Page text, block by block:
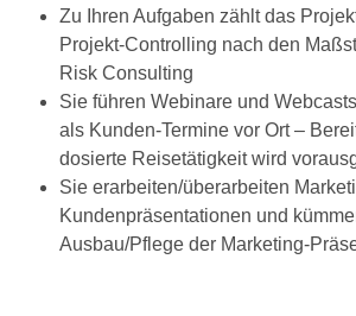
Zu Ihren Aufgaben zählt das
Projekt-Controlling nach den
Risk Consulting
Sie führen Webinare und
als Kunden-Termine vor Ort –
dosierte Reisetätigkeit wird
Sie erarbeiten/überarbeiten
Kundenpräsentationen und
Ausbau/Pflege der Marketing-